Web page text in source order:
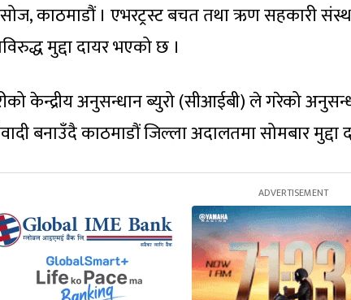
काठमाडौं । एभरट्रस्ट बचत तथा ऋण सहकारी
मुद्दा दायर भएको छ ।
केन्द्रीय अनुसन्धान ब्युरो (सीआईबी) ले गरेको
बनाउँदै काठमाडौं जिल्ला अदालतमा सोमबार मुद्दा